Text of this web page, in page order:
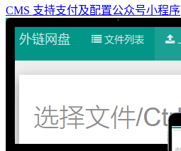
CMS 支持支付及配置公众号小程序